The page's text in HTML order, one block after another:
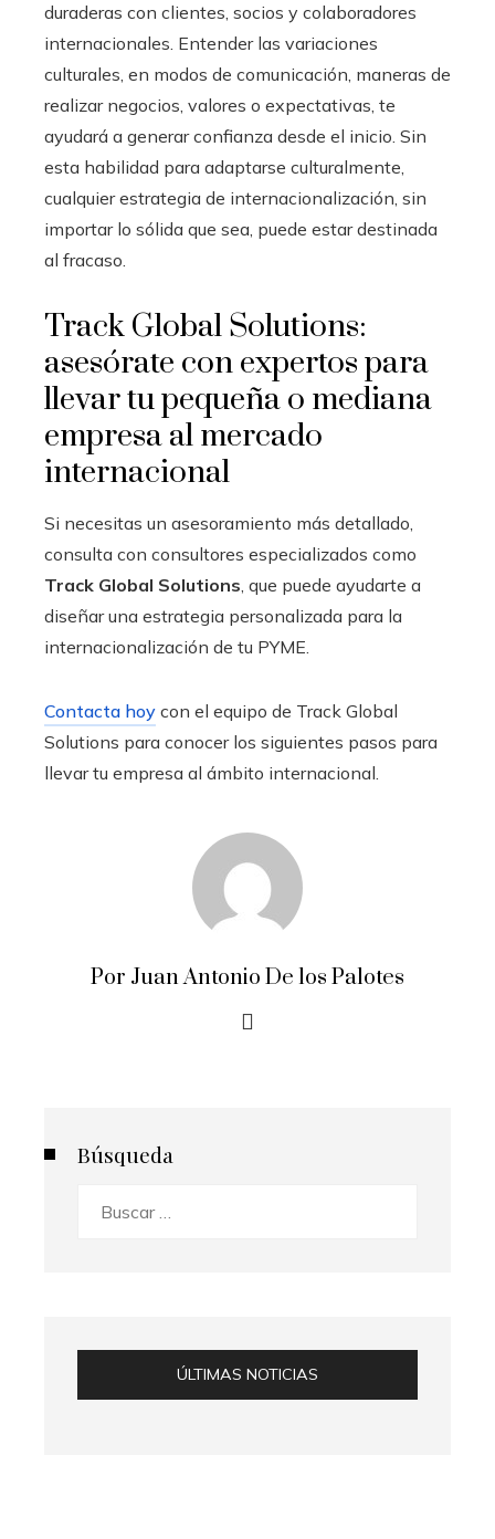
duraderas con clientes, socios y colaboradores
internacionales. Entender las variaciones
culturales, en modos de comunicación, maneras de
realizar negocios, valores o expectativas, te
ayudará a generar confianza desde el inicio. Sin
esta habilidad para adaptarse culturalmente,
cualquier estrategia de internacionalización, sin
importar lo sólida que sea, puede estar destinada
al fracaso.
Track Global Solutions:
asesórate con expertos para
llevar tu pequeña o mediana
empresa al mercado
internacional
Si necesitas un asesoramiento más detallado,
consulta con consultores especializados como
Track Global Solutions, que puede ayudarte a
diseñar una estrategia personalizada para la
internacionalización de tu PYME.
Contacta hoy con el equipo de Track Global
Solutions para conocer los siguientes pasos para
llevar tu empresa al ámbito internacional.
Por Juan Antonio De los Palotes
Búsqueda
ÚLTIMAS NOTICIAS